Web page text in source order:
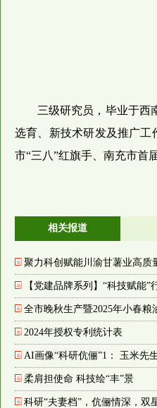
三级研究员，毕业于西
选育、新技术研发及推广工
市“三八”红旗手、南充市首
相关报道
聚力科创赋能川渝甘薯业高质
【党建品牌系列】“科技赋能
全市晚秋生产暨2025年小春
2024年授权专利统计表
AI画像“科研伉俪”1： 玉米先
柔肩担使命 科技绘“丰”景
科研“夫妻档”，伉俪情深，双